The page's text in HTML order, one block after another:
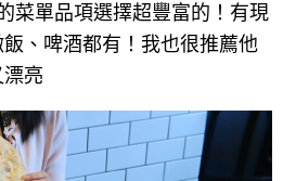
菜單品項選擇超豐富的！有現
、啤酒都有！我也很推薦他
亮